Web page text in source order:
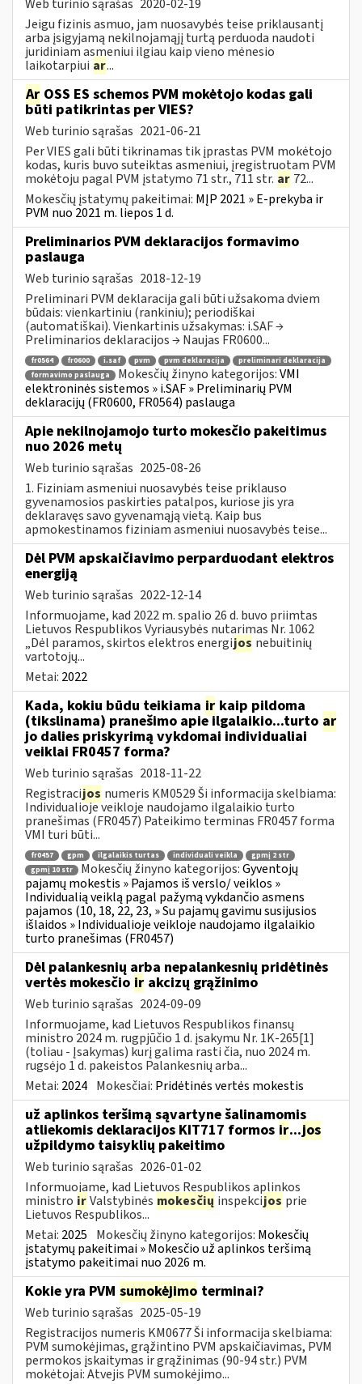
Web turinio sąrašas 2020-02-19
Jeigu fizinis asmuo, jam nuosavybės teise priklausantį
arba įsigyjamą nekilnojamąjį turtą perduoda naudoti
juridiniam asmeniui ilgiau kaip vieno mėnesio
laikotarpiui ar...
Ar OSS ES schemos PVM mokėtojo kodas gali
būti patikrintas per VIES?
Web turinio sąrašas 2021-06-21
Per VIES gali būti tikrinamas tik įprastas PVM mokėtojo
kodas, kuris buvo suteiktas asmeniui, įregistruotam PVM
mokėtoju pagal PVM įstatymo 71 str., 711 str. ar 72...
Mokesčių įstatymų pakeitimai: MĮP 2021 » E-prekyba ir
PVM nuo 2021 m. liepos 1 d.
Preliminarios PVM deklaracijos formavimo
paslauga
Web turinio sąrašas 2018-12-19
Preliminari PVM deklaracija gali būti užsakoma dviem
būdais: vienkartiniu (rankiniu); periodiškai
(automatiškai). Vienkartinis užsakymas: i.SAF →
Preliminarios deklaracijos → Naujas FR0600...
fr0564 fr0600 i.saf pvm pvm deklaracija
preliminari deklaracija
formavimo paslauga
Mokesčių žinyno kategorijos:VMI
elektroninės sistemos » i.SAF » Preliminarių PVM
deklaracijų (FR0600, FR0564) paslauga
Apie nekilnojamojo turto mokesčio pakeitimus
nuo 2026 metų
Web turinio sąrašas 2025-08-26
1. Fiziniam asmeniui nuosavybės teise priklauso
gyvenamosios paskirties patalpos, kuriose jis yra
deklaravęs savo gyvenamąją vietą. Kaip bus
apmokestinamos fiziniam asmeniui nuosavybės teise...
Dėl PVM apskaičiavimo perparduodant elektros
energiją
Web turinio sąrašas 2022-12-14
Informuojame, kad 2022 m. spalio 26 d. buvo priimtas
Lietuvos Respublikos Vyriausybės nutarimas Nr. 1062
„Dėl paramos, skirtos elektros energijos nebuitinių
vartotojų...
Metai: 2022
Kada, kokiu būdu teikiama ir kaip pildoma
(tikslinama) pranešimo apie ilgalaikio...turto ar
jo dalies priskyrimą vykdomai individualiai
veiklai FR0457 forma?
Web turinio sąrašas 2018-11-22
Registracijos numeris KM0529 Ši informacija skelbiama:
Individualioje veikloje naudojamo ilgalaikio turto
pranešimas (FR0457) Pateikimo terminas FR0457 forma
VMI turi būti...
fr0457 gpm ilgalaikis turtas individuali veikla
gpmį 2 str
gpmį 10 str
Mokesčių žinyno kategorijos:Gyventojų
pajamų mokestis » Pajamos iš verslo/ veiklos »
Individualią veiklą pagal pažymą vykdančio asmens
pajamos (10, 18, 22, 23, » Su pajamų gavimu susijusios
išlaidos » Individualioje veikloje naudojamo ilgalaikio
turto pranešimas (FR0457)
Dėl palankesnių arba nepalankesnių pridėtinės
vertės mokesčio ir akcizų grąžinimo
Web turinio sąrašas 2024-09-09
Informuojame, kad Lietuvos Respublikos finansų
ministro 2024 m. rugpjūčio 1 d. įsakymu Nr. 1K-265[1]
(toliau - Įsakymas) kurį galima rasti čia, nuo 2024 m.
rugsėjo 1 d. pakeistos Palankesnių arba...
Metai: 2024 Mokesčiai: Pridėtinės vertės mokestis
už aplinkos teršimą sąvartyne šalinamomis
atliekomis deklaracijos KIT717 formos ir...jos
užpildymo taisyklių pakeitimo
Web turinio sąrašas 2026-01-02
Informuojame, kad Lietuvos Respublikos aplinkos
ministro irValstybinės mokesčių inspekcijos prie
Lietuvos Respublikos...
Metai: 2025 Mokesčių žinyno kategorijos: Mokesčių
įstatymų pakeitimai » Mokesčio už aplinkos teršimą
įstatymo pakeitimai nuo 2026 m.
Kokie yra PVM sumokėjimo terminai?
Web turinio sąrašas 2025-05-19
Registracijos numeris KM0677 Ši informacija skelbiama:
PVM sumokėjimas, grąžintino PVM apskaičiavimas, PVM
permokos įskaitymas ir grąžinimas (90-94 str.) PVM
mokėtojai: Atvejis PVM sumokėjimo...